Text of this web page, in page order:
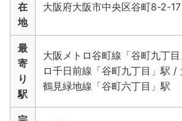
在
地
大阪府大阪市中央区谷町8-2-17
最
寄
り
駅
大阪メトロ谷町線「谷町九丁
ロ千日前線「谷町九丁目」駅 /
鶴見緑地線「谷町六丁目」駅